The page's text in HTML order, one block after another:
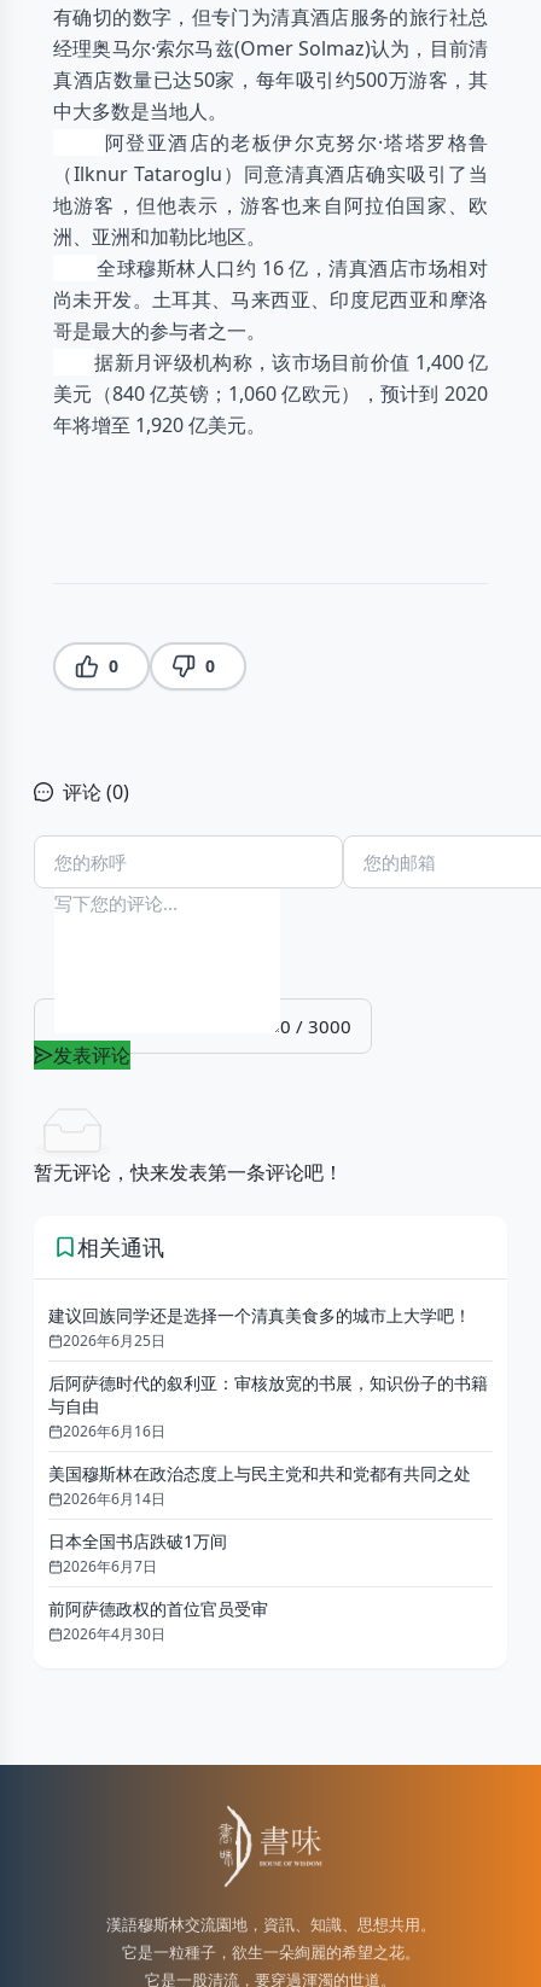
有确切的数字，但专门为清真酒店服务的旅行社总
经理奥马尔·索尔马兹(Omer Solmaz)认为，目前清
真酒店数量已达50家，每年吸引约500万游客，其
中大多数是当地人。
阿登亚酒店的老板伊尔克努尔·塔塔罗格鲁
（Ilknur Tataroglu）同意清真酒店确实吸引了当
地游客，但他表示，游客也来自阿拉伯国家、欧
洲、亚洲和加勒比地区。
全球穆斯林人口约 16 亿，清真酒店市场相对
尚未开发。土耳其、马来西亚、印度尼西亚和摩洛
哥是最大的参与者之一。
据新月评级机构称，该市场目前价值 1,400 亿
美元（840 亿英镑；1,060 亿欧元），预计到 2020
年将增至 1,920 亿美元。
0 0
评论 (0)
0 / 3000
发表评论
暂无评论，快来发表第一条评论吧！
相关通讯
建议回族同学还是选择一个清真美食多的城市上大学吧！
2026年6月25日
后阿萨德时代的叙利亚：审核放宽的书展，知识份子的书籍
与自由
2026年6月16日
美国穆斯林在政治态度上与民主党和共和党都有共同之处
2026年6月14日
日本全国书店跌破1万间
2026年6月7日
前阿萨德政权的首位官员受审
2026年4月30日
漢語穆斯林交流園地，資訊、知識、思想共用。
它是一粒種子，欲生一朵絢麗的希望之花。
它是一股清流，要穿過渾濁的世道。